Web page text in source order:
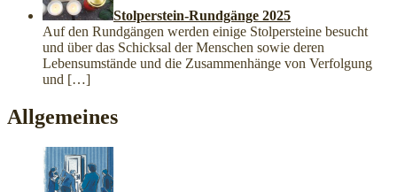
Stolperstein-Rundgänge 2025
Auf den Rundgängen werden einige Stolpersteine besucht
und über das Schicksal der Menschen sowie deren
Lebensumstände und die Zusammenhänge von Verfolgung
und […]
Allgemeines